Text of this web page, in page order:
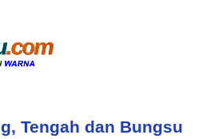
Tengah dan Bungsu